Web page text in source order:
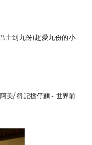
士到九份(超愛九份的小
美/ 得記擔仔麵 - 世界前